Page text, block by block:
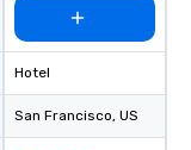
Hotel
San Francisco, US